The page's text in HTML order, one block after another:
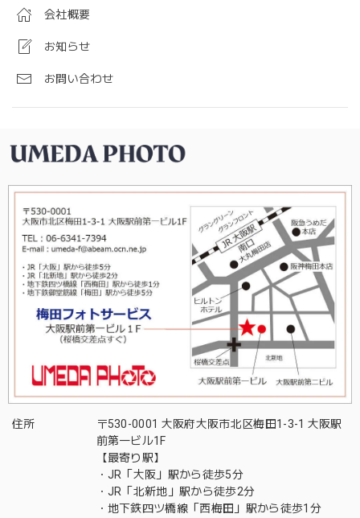
会社概要
お知らせ
お問い合わせ
住所
〒530-0001 大阪府大阪市北区梅田1-3-1 大阪駅
前第一ビル1F
【最寄り駅】
・JR「大阪」駅から徒歩5分
・JR「北新地」駅から徒歩2分
・地下鉄四ツ橋線「西梅田」駅から徒歩1分